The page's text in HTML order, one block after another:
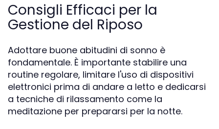
Consigli Efficaci per la
Gestione del Riposo
Adottare buone abitudini di sonno è
fondamentale. È importante stabilire una
routine regolare, limitare l'uso di dispositivi
elettronici prima di andare a letto e dedicarsi
a tecniche di rilassamento come la
meditazione per prepararsi per la notte.